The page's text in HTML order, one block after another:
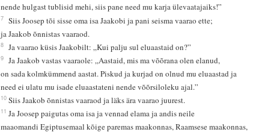
nende hulgast tublisid mehi, siis pane need mu karja ülevaatajaiks!”
7
Siis Joosep tõi sisse oma isa Jaakobi ja pani seisma vaarao ette;
ja Jaakob õnnistas vaaraod.
8 Ja vaarao küsis Jaakobilt: „Kui palju sul eluaastaid on?”
9
Ja Jaakob vastas vaaraole: „Aastaid, mis ma võõrana olen elanud,
on sada kolmkümmend aastat. Piskud ja kurjad on olnud mu eluaastad ja
need ei ulatu mu isade eluaastateni nende võõrsiloleku ajal.”
10 Siis Jaakob õnnistas vaaraod ja läks ära vaarao juurest.
11 Ja Joosep paigutas oma isa ja vennad elama ja andis neile
maaomandi Egiptusemaal kõige paremas maakonnas, Raamsese maakonnas,